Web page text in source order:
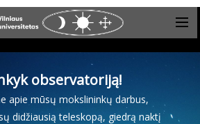
observatoriją!
apie mūsų mokslininkų darbus,
didžiausią teleskopą, giedrą naktį